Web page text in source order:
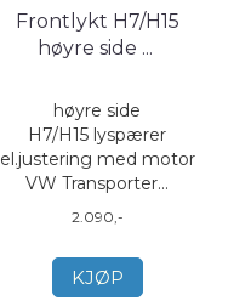
Frontlykt H7/H15
høyre side ...
høyre side
H7/H15 lyspærer
el.justering med motor
VW Transporter...
2.090,-
KJØP